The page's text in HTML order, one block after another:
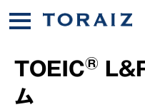
TOEIC®
ム